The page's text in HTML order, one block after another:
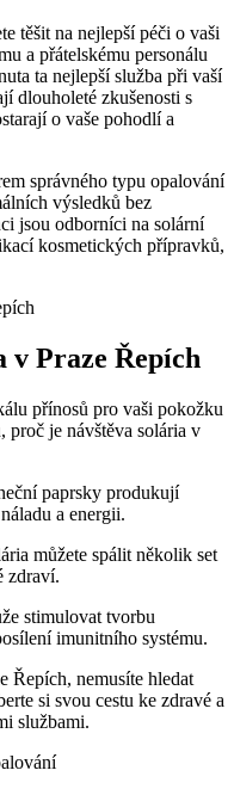
těšit na nejlepší ‌péči o vaši
a ⁣přátelskému personálu
ta nejlepší služba‌ při vaší‌
dlouholeté ​zkušenosti s
o vaše pohodlí a
správného typu opalování
výsledků bez
jsou odborníci na solární
kosmetických přípravků,
v Praze Řepích
přínosů pro vaši pokožku
proč je návštěva solária v
paprsky produkují
a energii.
můžete spálit několik set
zdraví.
stimulovat tvorbu
imunitního systému.
Řepích, nemusíte hledat
si svou cestu ke zdravé a
službami.